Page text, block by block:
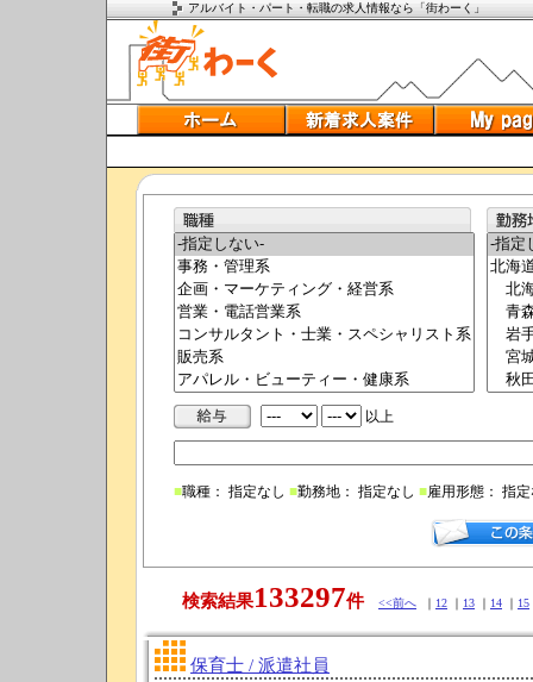
アルバイト・パート・転職の求人情報なら「街わーく」
以上
■職種： 指定なし ■勤務地： 指定なし ■雇用形態： 指
検索結果133297件 <<前へ ｜ 12 ｜ 13 ｜ 14 ｜ 15
保育士 / 派遣社員